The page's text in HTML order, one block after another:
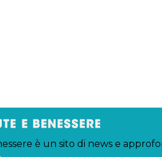
è un sito di news e